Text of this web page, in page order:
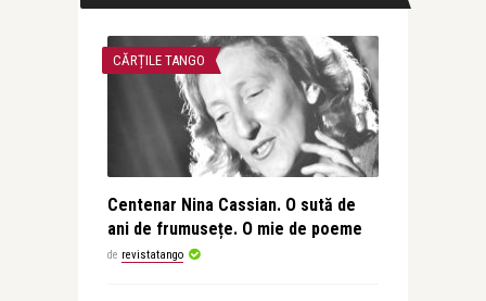
CĂRȚILE TANGO
Centenar Nina Cassian. O sută de
ani de frumusețe. O mie de poeme
de revistatango